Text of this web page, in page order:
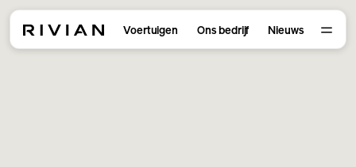
Voertuigen Ons bedrijf Nieuws